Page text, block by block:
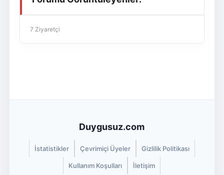
7 Ziyaretçi
Duygusuz.com
İstatistikler Çevrimiçi Üyeler Gizlilik Politikası
Kullanım Koşulları İletişim